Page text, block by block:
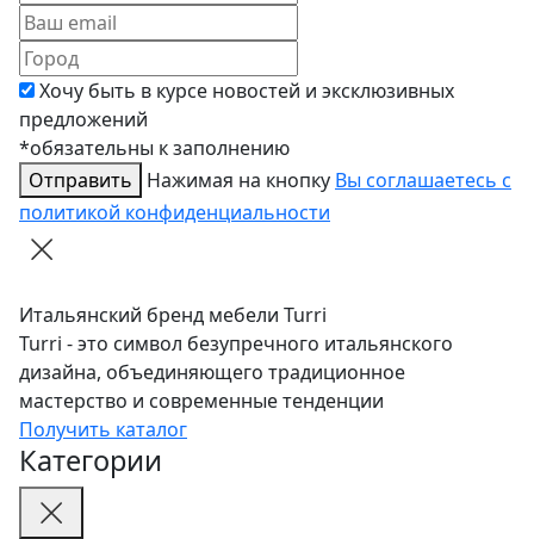
Хочу быть в курсе новостей и эксклюзивных
предложений
*обязательны к заполнению
Отправить
Нажимая на кнопку Вы соглашаетесь с
политикой конфиденциальности
Итальянский бренд мебели Turri
Turri - это символ безупречного итальянского
дизайна, объединяющего традиционное
мастерство и современные тенденции
Получить каталог
Категории